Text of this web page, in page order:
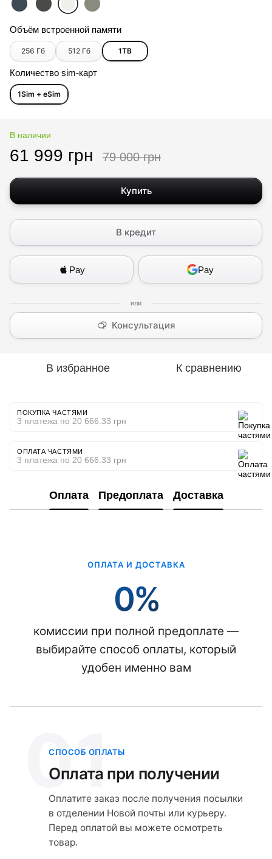
Объём встроенной памяти
256 Гб 512 Гб 1ТB
Количество sim-карт
1Sim + eSim
В наличии
61 999 грн 79 000 грн
Купить
В кредит
Pay Pay
Консультация
В избранное К сравнению
ПОКУПКА ЧАСТЯМИ
3 платежа по 20 666.33 грн
ОПЛАТА ЧАСТЯМИ
3 платежа по 20 666.33 грн
Оплата Предоплата Доставка
ОПЛАТА И ДОСТАВКА
0%
комиссии при полной предоплате —
выбирайте способ оплаты, который
удобен именно вам
01
СПОСОБ ОПЛАТЫ
Оплата при получении
Оплатите заказ после получения посылки
в отделении Новой почты или курьеру.
Перед оплатой вы можете осмотреть
товар.